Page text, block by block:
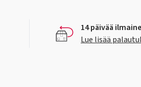
14 päivää
Lue lisää